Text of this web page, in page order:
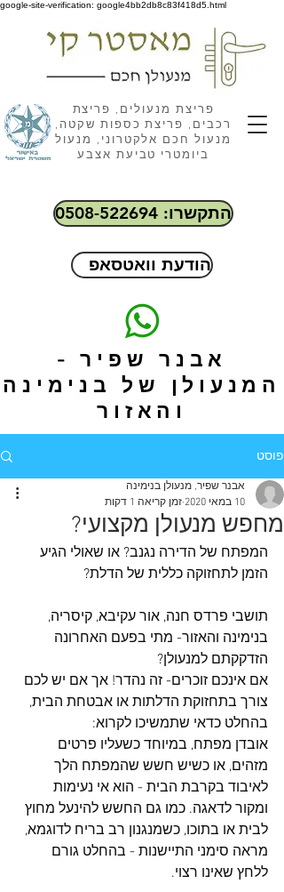
google-site-verification: google4bb2db8c83f418d5.html
פריצת מנעולים, פריצת
רכבים, פריצת כספות שקטה,
מנעול חכם אלקטרוני, מנעול
ביומטרי טביעת אצבע
התקשרו: 0508-522694
אבנר שפיר -
המנעולן של בנימינה
והאזור
הודעת וואטסאפ
פוסט
מחפש מנעולן מקצועי?
אבנר שפיר, מנעולן בנימינה
10 במאי 2020
זמן קריאה 1 דקות
המפתח של הדירה נגנב? או שאולי הגיע
הזמן לתחזוקה כללית של הדלת?
תושבי פרדס חנה, אור עקיבא, קיסריה,
בנימינה והאזור- מתי בפעם האחרונה
הזדקקתם למנעולן?
אם אינכם זוכרים- זה נהדר! אך אם יש לכם
צורך בתחזוקת הדלתות או אבטחת הבית,
בהחלט כדאי שתמשיכו לקרוא:
אובדן מפתח, במיוחד כשעליו פרטים
מזהים, או כשיש חשש שהמפתח הלך
לאיבוד בקרבת הבית - הוא אי נעימות
ומקור לדאגה. כמו גם החשש להינעל מחוץ
לבית או בתוכו, כשמנגנון רב בריח לדוגמא,
מראה סימני התיישנות - בהחלט גורם
ללחץ שאינו רצוי.